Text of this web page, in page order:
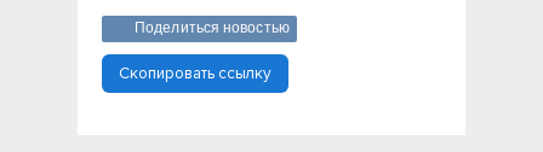
Поделиться новостью
Скопировать ссылку